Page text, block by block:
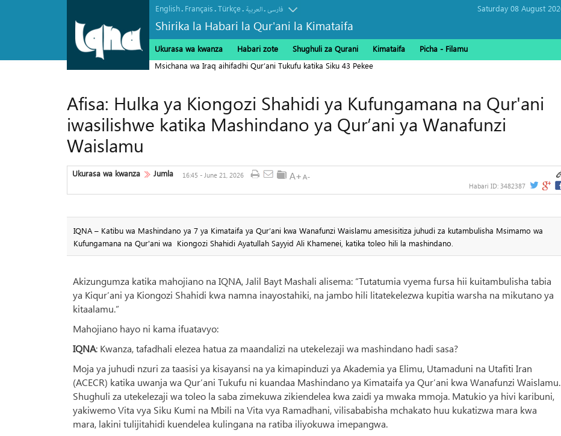
English. Français.Türkçe. العربیة.فارسی
Shirika la Habari la Qur'ani la Kimataifa
Ukurasa wa kwanza Habari zote Shughuli za Qurani Kimataifa
Picha‎ - Filamu‎
Msichana wa Iraq aihifadhi Qur’ani Tukufu katika Siku 43 Pekee
Afisa: Hulka ya Kiongozi Shahidi ya Kufungamana na Qur'ani
iwasilishwe katika Mashindano ya Qur’ani ya Wanafunzi
Waislamu
Ukurasa wa kwanza Jumla
16:45 - June 21, 2026
Habari ID: 3482387
IQNA – Katibu wa Mashindano ya 7 ya Kimataifa ya Qur’ani kwa Wanafunzi Waislamu amesisitiza juhudi za kutambulisha Msimamo wa
Kufungamana na Qur'ani wa Kiongozi Shahidi Ayatullah Sayyid Ali Khamenei, katika toleo hili la mashindano.
Akizungumza katika mahojiano na IQNA, Jalil Bayt Mashali alisema: “Tutatumia vyema fursa hii kuitambulisha tabia
ya Kiqur’ani ya Kiongozi Shahidi kwa namna inayostahiki, na jambo hili litatekelezwa kupitia warsha na mikutano ya
kitaalamu.”
Mahojiano hayo ni kama ifuatavyo:
IQNA: Kwanza, tafadhali elezea hatua za maandalizi na utekelezaji wa mashindano hadi sasa?
Moja ya juhudi nzuri za taasisi ya kisayansi na ya kimapinduzi ya Akademia ya Elimu, Utamaduni na Utafiti Iran
(ACECR) katika uwanja wa Qur’ani Tukufu ni kuandaa Mashindano ya Kimataifa ya Qur’ani kwa Wanafunzi Waislamu.
Shughuli za utekelezaji wa toleo la saba zimekuwa zikiendelea kwa zaidi ya mwaka mmoja. Matukio ya hivi karibuni,
yakiwemo Vita vya Siku Kumi na Mbili na Vita vya Ramadhani, vilisababisha mchakato huu kukatizwa mara kwa
mara, lakini tulijitahidi kuendelea kulingana na ratiba iliyokuwa imepangwa.